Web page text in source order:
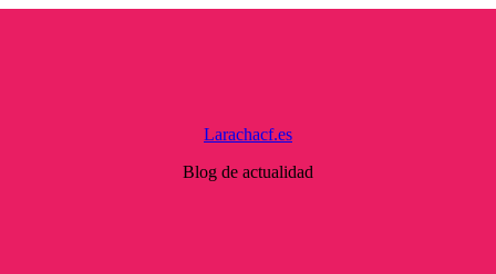
Larachacf.es
Blog de actualidad